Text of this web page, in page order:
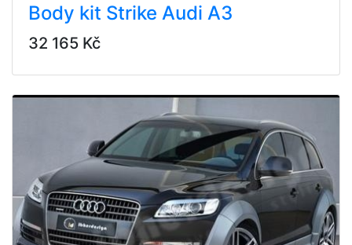
Body kit Strike Audi A3
32 165 Kč